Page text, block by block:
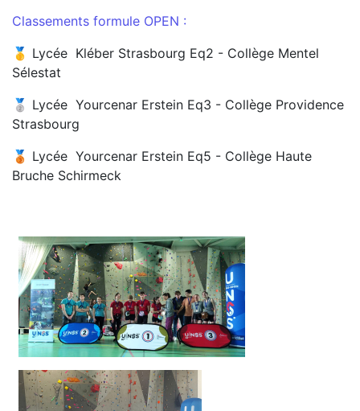
Classements formule OPEN :
🥇 Lycée Kléber Strasbourg Eq2 - Collège Mentel
Sélestat
🥈 Lycée Yourcenar Erstein Eq3 - Collège Providence
Strasbourg
🥉 Lycée Yourcenar Erstein Eq5 - Collège Haute
Bruche Schirmeck